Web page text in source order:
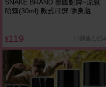
SNAKE BRAND 泰國蛇牌~涼感
噴霧(30ml) 款式可選 隨身瓶
$119 已銷售3,854